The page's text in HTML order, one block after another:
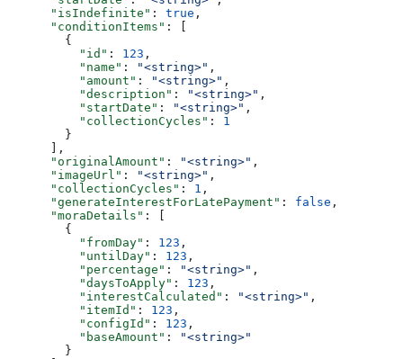
      "isIndefinite"
: true ,
      "conditionItems"
: [
        {
          "id"
: 123 ,
          "name"
: "<string>" ,
          "amount"
: "<string>" ,
          "description"
: "<string>" ,
          "startDate"
: "<string>" ,
          "collectionCycles"
: 1
        }
      ],
      "originalAmount"
: "<string>" ,
      "imageUrl"
: "<string>" ,
      "collectionCycles"
: 1 ,
      "generateInterestForLatePayment"
: false ,
      "moraDetails"
: [
        {
          "fromDay"
: 123 ,
          "untilDay"
: 123 ,
          "percentage"
: "<string>" ,
          "daysToApply"
: 123 ,
          "interestCalculated"
: "<string>" ,
          "itemId"
: 123 ,
          "configId"
: 123 ,
          "baseAmount"
:
"<string>"
        }